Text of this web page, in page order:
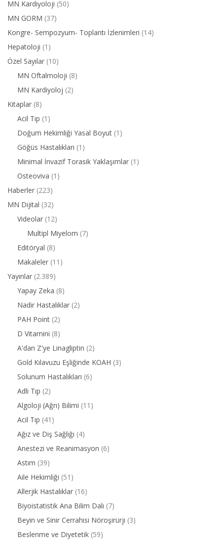
MN Kardiyoloji (50)
MN GORM (37)
Kongre- Sempozyum- Toplantı İzlenimleri (14)
Hepatoloji (1)
Özel Sayılar (10)
MN Oftalmoloji (8)
MN Kardiyoloj (2)
Kitaplar (8)
Acil Tıp (1)
Doğum Hekimliği Yasal Boyut (1)
Göğüs Hastalıkları (1)
Minimal İnvazif Torasik Yaklaşımlar (1)
Osteoviva (1)
Haberler (223)
MN Dijital (32)
Videolar (12)
Multipl Miyelom (7)
Editöryal (8)
Makaleler (11)
Yayınlar (2.389)
Yapay Zeka (8)
Nadir Hastalıklar (2)
PAH Point (2)
D Vitamini (8)
A'dan Z'ye Linagliptin (2)
Gold Kılavuzu Eşliğinde KOAH (3)
Solunum Hastalıkları (6)
Adli Tıp (2)
Algoloji (Ağrı) Bilimi (11)
Acil Tıp (41)
Ağız ve Diş Sağlığı (4)
Anestezi ve Reanimasyon (6)
Astım (39)
Aile Hekimliği (51)
Allerjik Hastalıklar (16)
Biyoistatistik Ana Bilim Dalı (7)
Beyin ve Sinir Cerrahisi Nöroşirürji (3)
Beslenme ve Diyetetik (59)